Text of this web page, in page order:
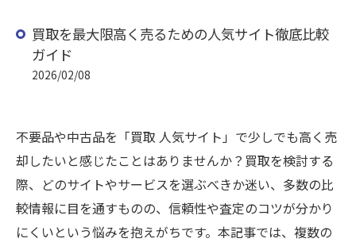
買取を最大限高く売るための人気サイト徹底比較
ガイド
2026/02/08
不要品や中古品を「買取 人気サイト」で少しでも高く売
却したいと感じたことはありませんか？買取を検討する
際、どのサイトやサービスを選ぶべきか迷い、多数の比
較情報に目を通すものの、信頼性や査定のコツが分かり
にくいという悩みを抱えがちです。本記事では、複数の